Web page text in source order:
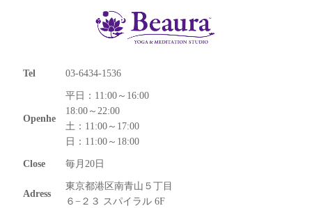
Tel 03-6434-1536
Openhe
平日：11:00～16:00
18:00～22:00
土：11:00～17:00
日：11:00～18:00
Close 毎月20日
Adress
東京都港区南青山５丁目
６−２３ スパイラル 6F